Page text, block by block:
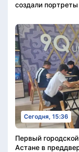
создали
Сегодня, 15:36
Первый
Астане в